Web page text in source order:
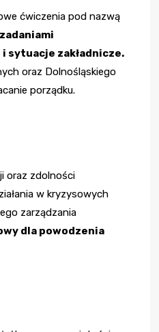
ćwiczenia pod nazwą
sytuacje zakładnicze.
oraz Dolnośląskiego
porządku.
oraz zdolności
w kryzysowych
zarządzania
dla powodzenia